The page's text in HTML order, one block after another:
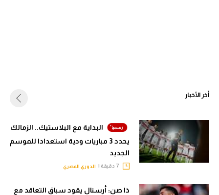
أخر الأخبار
البداية مع البلاستيك.. الزمالك
يحدد 3 مباريات ودية استعدادا للموسم
الجديد
الدوري المصري
ذا صن: أرسنال يقود سباق التعاقد مع